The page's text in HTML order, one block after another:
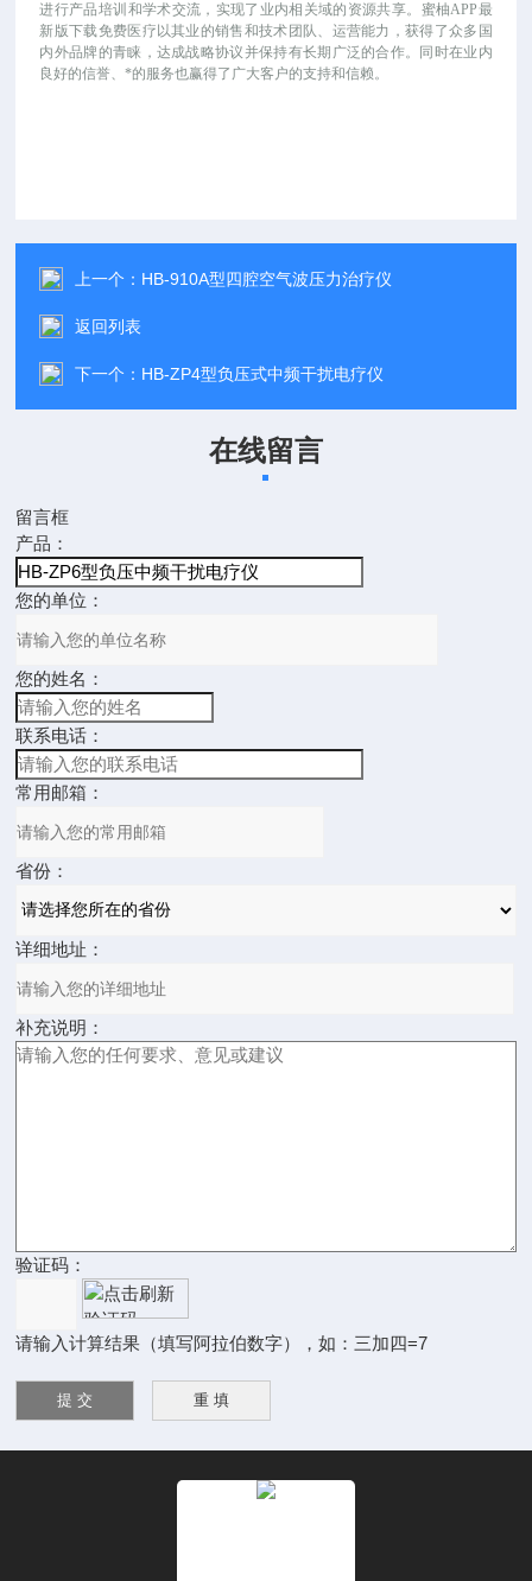
进行产品培训和学术交流，实现了业内相关域的资源共享。蜜柚APP最
新版下载免费医疗以其业的销售和技术团队、运营能力，获得了众多国
内外品牌的青睐，达成战略协议并保持有长期广泛的合作。同时在业内
良好的信誉、*的服务也赢得了广大客户的支持和信赖。
上一个： HB-910A型四腔空气波压力治疗仪
返回列表
下一个： HB-ZP4型负压式中频干扰电疗仪
在线留言
留言框
产品：
您的单位：
您的姓名：
联系电话：
常用邮箱：
省份：
详细地址：
补充说明：
验证码：
请输入计算结果（填写阿拉伯数字），如：三加四=7